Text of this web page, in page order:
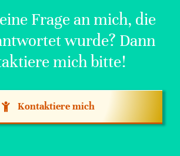
Frage an mich, die
wurde? Dann
mich bitte!
Kontaktiere mich